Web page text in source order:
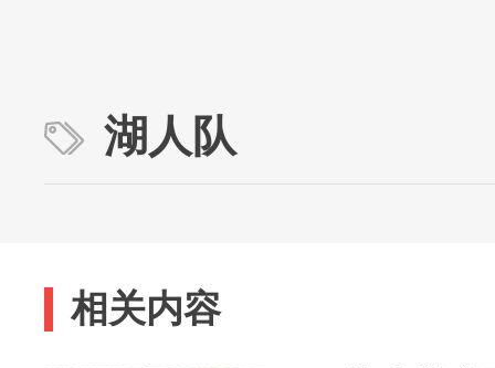
湖人队
相关内容